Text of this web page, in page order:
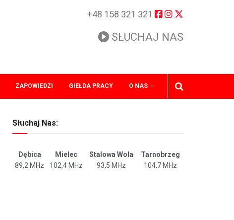
+48 158 321 321
SŁUCHAJ NAS
ZAPOWIEDZI GIEŁDA PRACY O NAS
Słuchaj Nas:
Dębica Mielec Stalowa Wola
Tarnobrzeg
89,2 MHz
102,4 MHz 93,5 MHz 104,7 MHz